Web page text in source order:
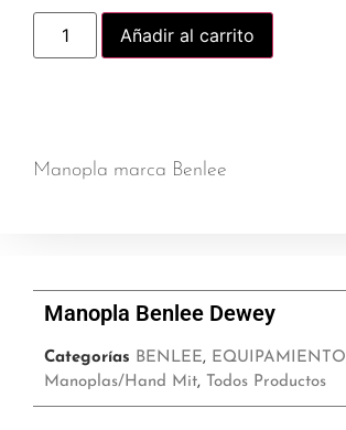
Añadir al carrito
Manopla marca Benlee
Manopla Benlee Dewey
Categorías BENLEE, EQUIPAMIENTO
Manoplas/Hand Mit, Todos Productos